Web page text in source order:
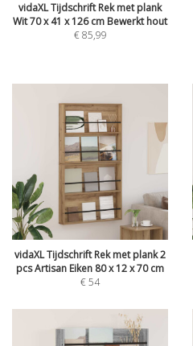
vidaXL Tijdschrift Rek met plank
Wit 70 x 41 x 126 cm Bewerkt hout
€85,99
vidaXL Tijdschrift Rek met plank 2
pcs Artisan Eiken 80 x 12 x 70 cm
€54